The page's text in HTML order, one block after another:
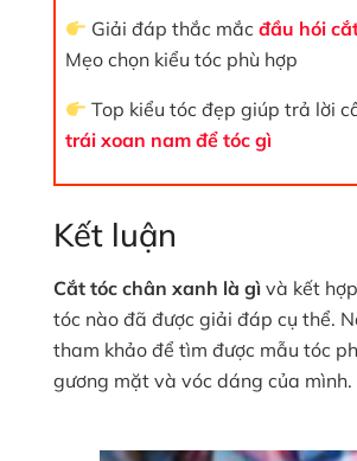
Giải đáp thắc mắcđầu hói
Mẹo chọn kiểu tóc phù hợp
Top kiểu tóc đẹp giúp trả lời
trái xoan nam để tóc gì
Kết luận
Cắt tóc chân xanh là gì và kết
tóc nào đã được giải đáp cụ thể.
tham khảo để tìm được mẫu tóc
gương mặt và vóc dáng của mình.